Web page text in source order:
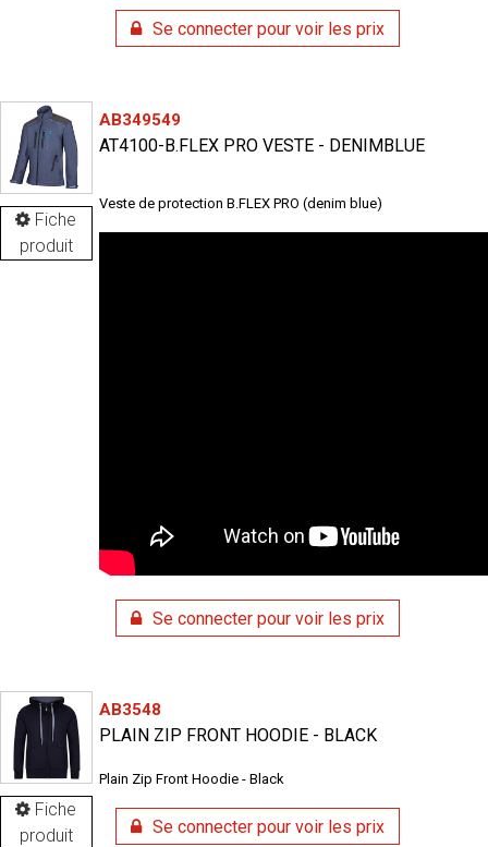
Se connecter pour voir les prix
Fiche
produit
AB349549
AT4100-B.FLEX PRO VESTE - DENIMBLUE
Veste de protection B.FLEX PRO (denim blue)
Se connecter pour voir les prix
Fiche
produit
AB3548
PLAIN ZIP FRONT HOODIE - BLACK
Plain Zip Front Hoodie - Black
Se connecter pour voir les prix